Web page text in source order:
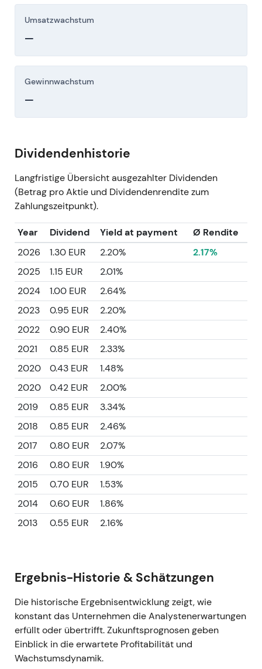
Umsatzwachstum
—
Gewinnwachstum
—
Dividendenhistorie
Langfristige Übersicht ausgezahlter Dividenden
(Betrag pro Aktie und Dividendenrendite zum
Zahlungszeitpunkt).
Year Dividend Yield at payment
Ø Rendite
2026
1.30 EUR 2.20%
2.17%
2025
1.15 EUR
2.01%
2024
1.00 EUR
2.64%
2023
0.95 EUR
2.20%
2022
0.90 EUR
2.40%
2021
0.85 EUR
2.33%
2020
0.43 EUR
1.48%
2020
0.42 EUR
2.00%
2019
0.85 EUR
3.34%
2018
0.85 EUR
2.46%
2017
0.80 EUR
2.07%
2016
0.80 EUR
1.90%
2015
0.70 EUR
1.53%
2014
0.60 EUR
1.86%
2013
0.55 EUR 2.16%
Ergebnis-Historie & Schätzungen
Die historische Ergebnisentwicklung zeigt, wie
konstant das Unternehmen die Analystenerwartungen
erfüllt oder übertrifft. Zukunftsprognosen geben
Einblick in die erwartete Profitabilität und
Wachstumsdynamik.